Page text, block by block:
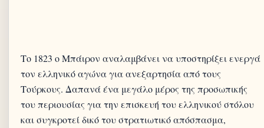
Το 1823 ο Μπάιρον αναλαμβάνει να υποστηρίξει ενεργά
τον ελληνικό αγώνα για ανεξαρτησία από τους
Τούρκους. Δαπανά ένα μεγάλο μέρος της προσωπικής
του περιουσίας για την επισκευή του ελληνικού στόλου
και συγκροτεί δικό του στρατιωτικό απόσπασμα,